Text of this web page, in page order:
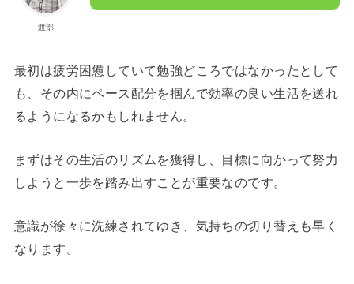
渡部
最初は疲労困憊していて勉強どころではなかったとして
も、その内にペース配分を掴んで効率の良い生活を送れ
るようになるかもしれません。
まずはその生活のリズムを獲得し、目標に向かって努力
しようと一歩を踏み出すことが重要なのです。
意識が徐々に洗練されてゆき、気持ちの切り替えも早く
なります。